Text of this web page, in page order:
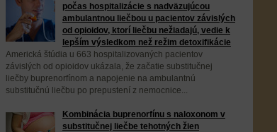
počas hospitalizácie s nadväzujúcou
ambulantnou liečbou u pacientov závislých
od opioidov, ktorí liečbu nežiadajú, vedie k
lepším výsledkom než režim detoxifikácie
Americká štúdia u 663 hospitalizovaných pacientov
závislých od opioidov ukázala, že začatie substitučnej
liečby buprenorfínom a napojenie na ambulantnú
substitučnú liečbu po prepustení z nemocnice...
Kombinácia buprenorfínu s naloxonom v
substitučnej liečbe tehotných žien